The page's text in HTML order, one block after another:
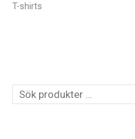
T-shirts